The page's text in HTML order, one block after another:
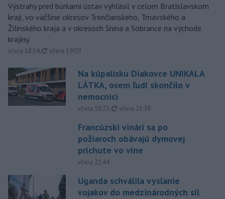
Výstrahy pred búrkami ústav vyhlásil v celom Bratislavskom
kraji, vo väčšine okresov Trenčianskeho, Trnavského a
Žilinského kraja a v okresoch Snina a Sobrance na východe
krajiny.
včera 18:54, aktualizované
včera 19:09
Na kúpalisku Diakovce UNIKALA
LÁTKA, osem ľudí skončilo v
nemocnici
včera 18:23, aktualizované
včera 21:38
Francúzski vinári sa po
požiaroch obávajú dymovej
príchute vo víne
včera 21:44
Uganda schválila vyslanie
vojakov do medzinárodných síl